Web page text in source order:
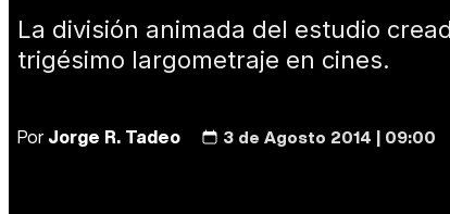
La división animada del estudio
trigésimo largometraje en cines.
PorJorge R. Tadeo 3 de Agosto 2014 | 09:00